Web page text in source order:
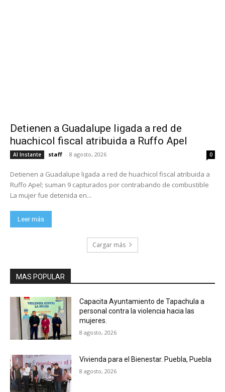
Detienen a Guadalupe ligada a red de
huachicol fiscal atribuida a Ruffo Apel
Al Instante staff - 8 agosto, 2026 0
Detienen a Guadalupe ligada a red de huachicol fiscal atribuida a
Ruffo Apel; suman 9 capturados por contrabando de combustible
La mujer fue detenida en...
Leer más
Cargar más
MAS POPULAR
Capacita Ayuntamiento de Tapachula a
personal contra la violencia hacia las
mujeres.
8 agosto, 2026
Vivienda para el Bienestar. Puebla, Puebla
8 agosto, 2026